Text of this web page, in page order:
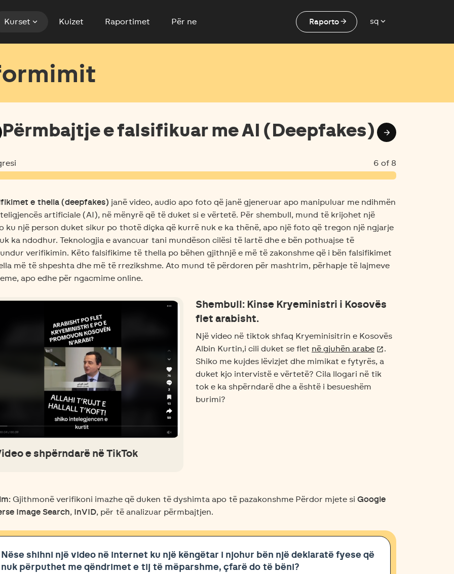
Kurset expand_more Kuizet Raportimet Për ne Raportoarrow_forward sq expand_more
Përmbajtje e falsifikuar me AI (Deepfakes) arrow_forward
6 of 8
e thella (deepfakes) janë video, audio apo foto që janë gjeneruar apo manipuluar me ndihmën
artificiale (AI), në mënyrë që të duket si e vërtetë. Për shembull, mund të krijohet një
ku një person duket sikur po thotë diçka që kurrë nuk e ka thënë, apo një foto që tregon një ngjarje
ka ndodhur. Teknologjia e avancuar tani mundëson cilësi të lartë dhe e bën pothuajse të
verifikimin. Këto falsifikime të thella po bëhen gjithnjë e më të zakonshme që i bën falsifikimet
më të shpeshta dhe më të rrezikshme. Ato mund të përdoren për mashtrim, përhapje të lajmeve
apo edhe për ngacmime online.
Shembull: Kinse Kryeministri i Kosovës
flet arabisht.
Një video në tiktok shfaq Kryeminisitrin e Kosovës
Albin Kurtin,i cili duket se flet në gjuhën arabe open_in_new.
Shiko me kujdes lëvizjet dhe mimikat e fytyrës, a
duket kjo intervistë e vërtetë? Cila llogari në tik
tok e ka shpërndarë dhe a është i besueshëm
burimi?
e shpërndarë në TikTok
Gjithmonë verifikoni imazhe që duken të dyshimta apo të pazakonshme Përdor mjete si Google
Image Search, InVID, për të analizuar përmbajtjen.
Nëse shihni një video në internet ku një këngëtar i njohur bën një deklaratë fyese që
nuk përputhet me qëndrimet e tij të mëparshme, çfarë do të bëni?